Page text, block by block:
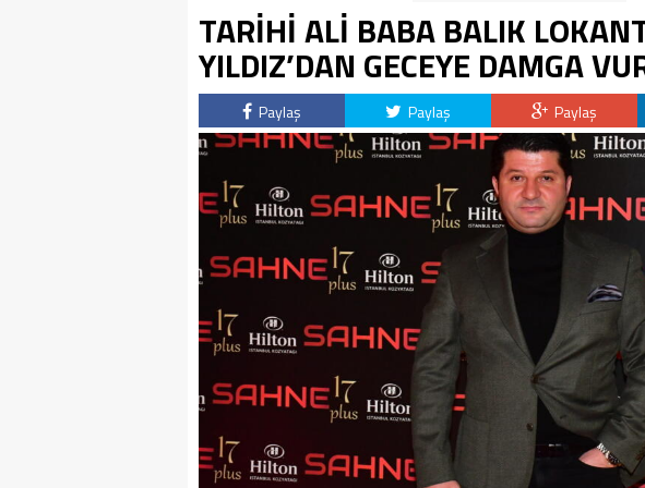
TARİHİ ALİ BABA BALIK
YILDIZ’DAN GECEYE DAMGA
Paylaş Paylaş Paylaş